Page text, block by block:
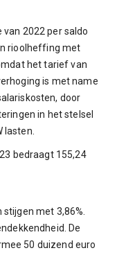
2022 per saldo
rioolheffing met
het tarief van
is met name
door
in het stelsel
lasten.
bedraagt 155,24
met 3,86%.
De
50 duizend euro